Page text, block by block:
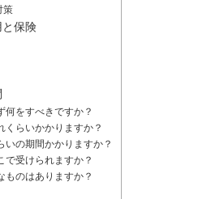
策
保険
何をすべきですか？
くらいかかりますか？
いの期間かかりますか？
で受けられますか？
ものはありますか？